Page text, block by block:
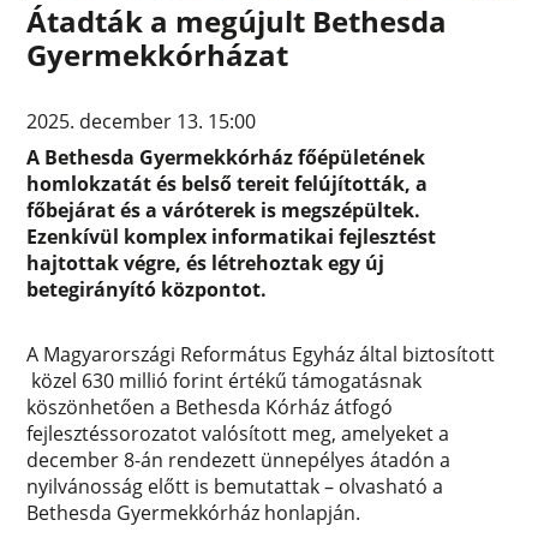
Átadták a megújult Bethesda
Gyermekkórházat
2025. december 13. 15:00
A Bethesda Gyermekkórház főépületének
homlokzatát és belső tereit felújították, a
főbejárat és a váróterek is megszépültek.
Ezenkívül komplex informatikai fejlesztést
hajtottak végre, és létrehoztak egy új
betegirányító központot.
A Magyarországi Református Egyház által biztosított
közel 630 millió forint értékű támogatásnak
köszönhetően a Bethesda Kórház átfogó
fejlesztéssorozatot valósított meg, amelyeket a
december 8-án rendezett ünnepélyes átadón a
nyilvánosság előtt is bemutattak – olvasható a
Bethesda Gyermekkórház honlapján.